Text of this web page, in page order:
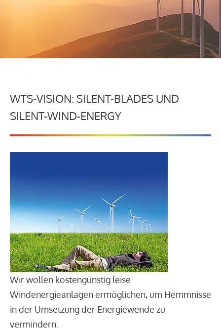
WTS-VISION: SILENT-BLADES UND
SILENT-WIND-ENERGY
Wir wollen kostengünstig leise
Windenergieanlagen ermöglichen, um Hemmnisse
in der Umsetzung der Energiewende zu
vermindern.